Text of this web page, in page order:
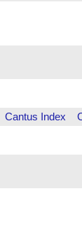
Cantus Index